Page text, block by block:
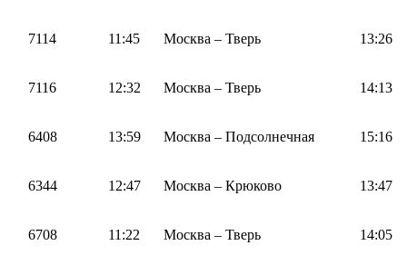
7114 11:45 Москва – Тверь 13:26
7116 12:32 Москва – Тверь 14:13
6408 13:59 Москва – Подсолнечная 15:16
6344 12:47 Москва – Крюково 13:47
6708 11:22 Москва – Тверь 14:05